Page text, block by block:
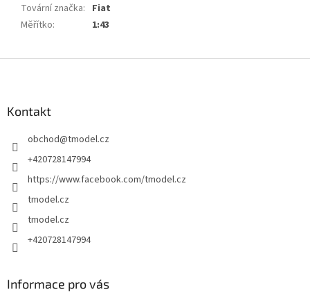
Tovární značka: Fiat
Měřítko: 1:43
Kontakt
obchod@tmodel.cz
+420728147994
https://www.facebook.com/tmodel.cz
tmodel.cz
tmodel.cz
+420728147994
Informace pro vás